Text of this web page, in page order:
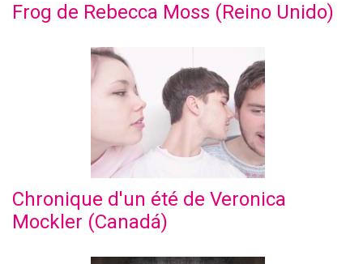
Frog de Rebecca Moss (Reino Unido)
Chronique d'un été de Veronica
Mockler (Canadá)